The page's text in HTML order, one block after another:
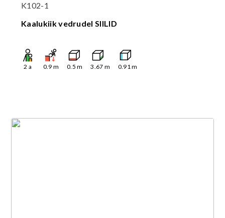
K102-1
Kaalukiik vedrudel SIILID
2 a 0.9 m 0.5 m 3.67 m 0.91m